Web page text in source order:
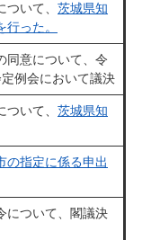
いて、 茨城県知
った。
同意について、令
例会において議決
いて、 茨城県知
の指定に係る申出
について、閣議決